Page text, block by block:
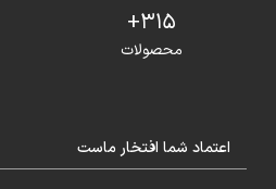
315+
محصولات
اعتماد شما افتخار ماست